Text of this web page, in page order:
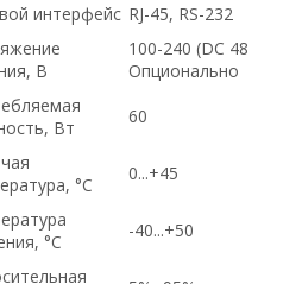
интерфейс RJ-45, RS-232
В
100-240 (DC 48
Опционально
Вт
60
°С
0...+45
°С
-40...+50